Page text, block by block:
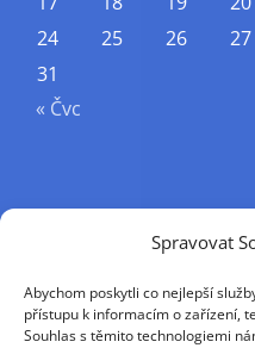
Spravovat
Abychom poskytli co nejlepší
přístupu k informacím o zařízení,
Souhlas s těmito technologiemi
24
25 26 27
31
« Čvc
Příjmení
Křestní jméno